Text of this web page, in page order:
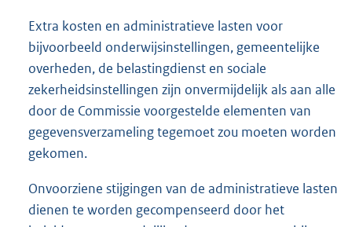
Extra kosten en administratieve lasten voor
bijvoorbeeld onderwijsinstellingen, gemeentelijke
overheden, de belastingdienst en sociale
zekerheidsinstellingen zijn onvermijdelijk als aan alle
door de Commissie voorgestelde elementen van
gegevensverzameling tegemoet zou moeten worden
gekomen.
Onvoorziene stijgingen van de administratieve lasten
dienen te worden gecompenseerd door het